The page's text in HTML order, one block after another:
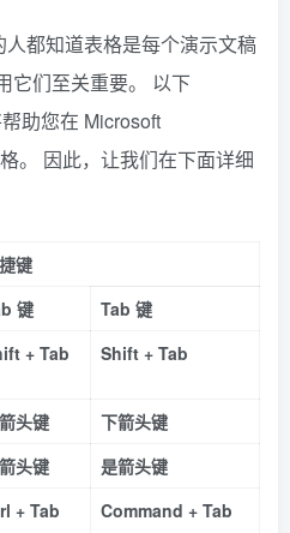
都知道表格是每个演示文稿
它们至关重要。 以下
助您在 Microsoft
。 因此，让我们在下面详细
键
键
Tab 键
+ Tab Shift + Tab
头键
下箭头键
头键
是箭头键
+ Tab Command + Tab